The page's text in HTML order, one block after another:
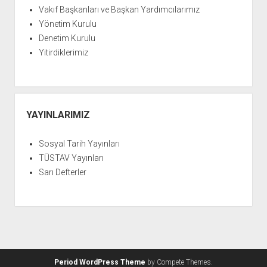
Vakıf Başkanları ve Başkan Yardımcılarımız
Yönetim Kurulu
Denetim Kurulu
Yitirdiklerimiz
YAYINLARIMIZ
Sosyal Tarih Yayınları
TÜSTAV Yayınları
Sarı Defterler
Period WordPress Theme by Compete Themes.